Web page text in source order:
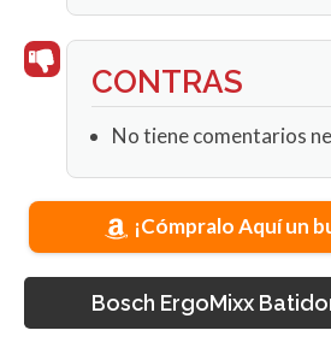
CONTRAS
No tiene comentarios
¡Cómpralo Aquí un
Bosch ErgoMixx